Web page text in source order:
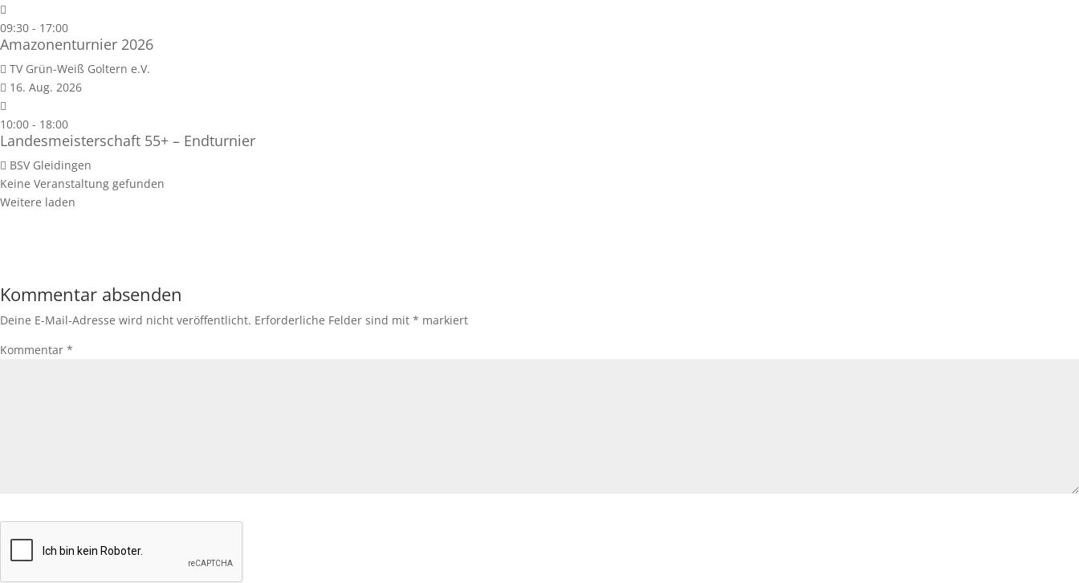
09:30 - 17:00
Amazonenturnier 2026
TV Grün-Weiß Goltern e.V.
16. Aug. 2026
10:00 - 18:00
Landesmeisterschaft 55+ – Endturnier
BSV Gleidingen
Keine Veranstaltung gefunden
Weitere laden
Kommentar absenden
Deine E-Mail-Adresse wird nicht veröffentlicht. Erforderliche Felder sind mit * markiert
Kommentar *